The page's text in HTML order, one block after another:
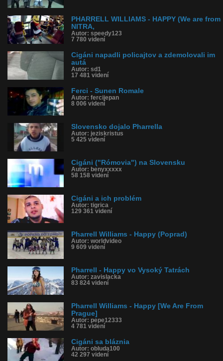
PHARRELL WILLIAMS - HAPPY (We are from
NITRA,
Autor: speedy123
7 780 videní
Cigáni napadli policajtov a zdemolovali im
autá
Autor: sd1
17 481 videní
Ferci - Sunen Romale
Autor: fercijepan
8 006 videní
Slovensko dojalo Pharrella
Autor: jeziskristus
5 425 videní
Cigáni ("Rómovia") na Slovensku
Autor: benyxxxxx
58 158 videní
Cigáni a ich problém
Autor: tigrica
129 361 videní
Pharrell Williams - Happy (Poprad)
Autor: worldvideo
9 609 videní
Pharrell - Happy vo Vysoký Tatrách
Autor: zavislacka
83 824 videní
Pharrell Williams - Happy [We Are From
Prague]
Autor: pepe12333
4 781 videní
Cigáni sa bláznia
Autor: obluda100
42 297 videní